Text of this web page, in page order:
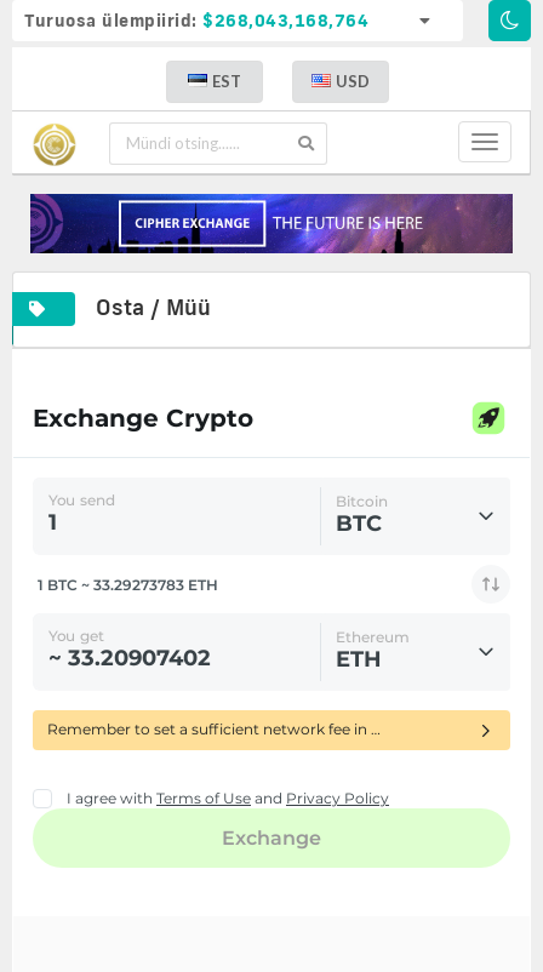
Turuosa ülempiirid: $268,043,168,764
EST USD
Toggle
Osta / Müü